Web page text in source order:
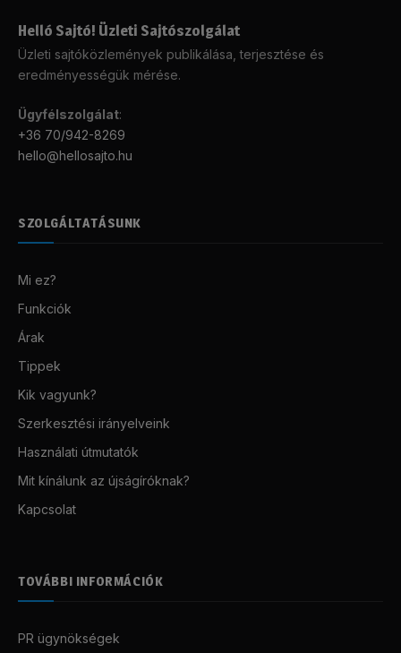
Helló Sajtó! Üzleti Sajtószolgálat
Üzleti sajtóközlemények publikálása, terjesztése és
eredményességük mérése.
Ügyfélszolgálat:
+36 70/942-8269
hello@hellosajto.hu
SZOLGÁLTATÁSUNK
Mi ez?
Funkciók
Árak
Tippek
Kik vagyunk?
Szerkesztési irányelveink
Használati útmutatók
Mit kínálunk az újságíróknak?
Kapcsolat
TOVÁBBI INFORMÁCIÓK
PR ügynökségek